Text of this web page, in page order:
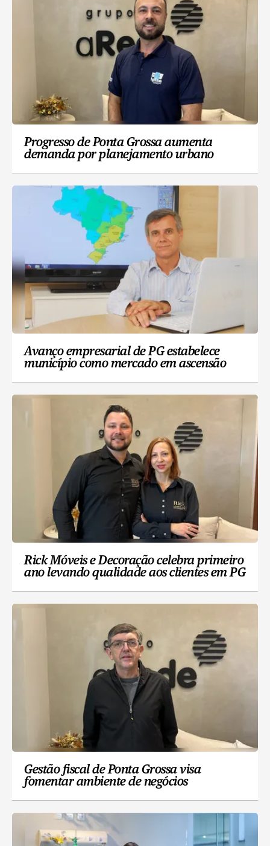
Progresso de Ponta Grossa aumenta
demanda por planejamento urbano
Avanço empresarial de PG estabelece
município como mercado em ascensão
Rick Móveis e Decoração celebra primeiro
ano levando qualidade aos clientes em PG
Gestão fiscal de Ponta Grossa visa
fomentar ambiente de negócios